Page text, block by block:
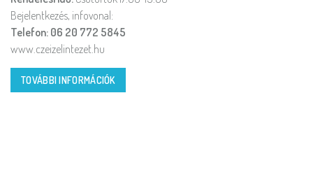
Bejelentkezés, infovonal:
Telefon: 06 20 772 5845
www.czeizelintezet.hu
TOVÁBBI INFORMÁCIÓK